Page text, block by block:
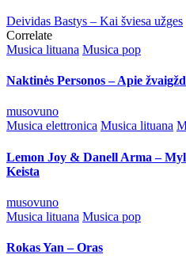
Deividas Bastys – Kai šviesa užges
Correlate
Posted
Musica lituana Musica pop
Naktinės Personos – Apie
Posted
by
musovuno
Posted
Musica elettronica Musica lituana
Lemon Joy & Danell Arma –
Keista
Posted
by
musovuno
Posted
Musica lituana Musica pop
Rokas Yan – Oras